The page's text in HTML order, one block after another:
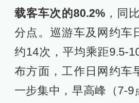
载客车次的80.2%，同
分点。巡游车及网约车
约14次，平均乘距9.5-
布方面，工作日网约车
一步集中，早高峰（7-9